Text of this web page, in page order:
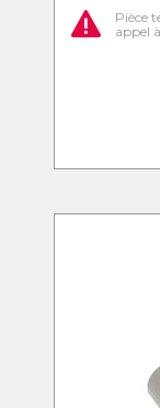
Pièce
appel